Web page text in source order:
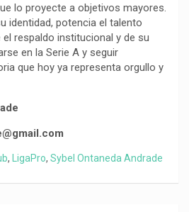
lo proyecte a objetivos mayores.
identidad, potencia el talento
respaldo institucional y de su
en la Serie A y seguir
que hoy ya representa orgullo y
, LigaPro, Sybel Ontaneda Andrade